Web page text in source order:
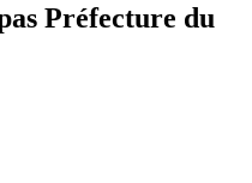
Préfecture du